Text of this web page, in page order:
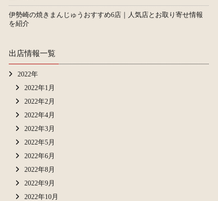
伊勢崎の焼きまんじゅうおすすめ6店｜人気店とお取り寄せ情報
を紹介
出店情報一覧
2022年
2022年1月
2022年2月
2022年4月
2022年3月
2022年5月
2022年6月
2022年8月
2022年9月
2022年10月